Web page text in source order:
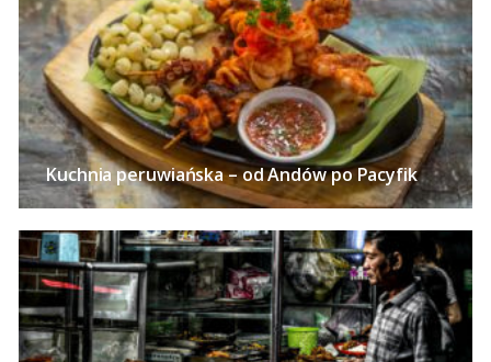
Kuchnia peruwiańska – od Andów po Pacyfik